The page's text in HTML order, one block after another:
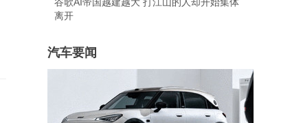
离开
汽车要闻